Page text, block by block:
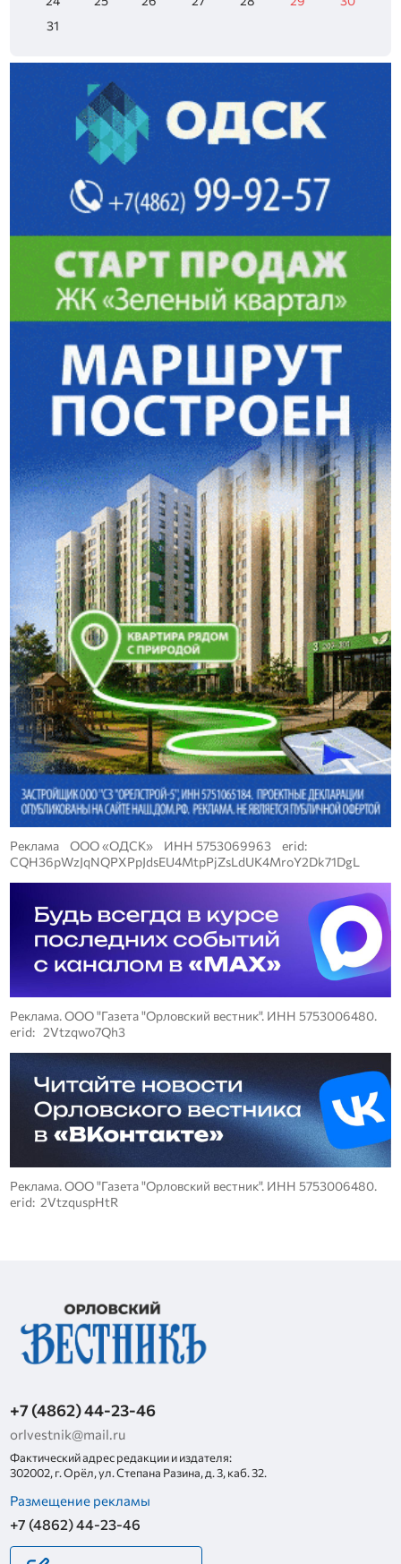
31
Реклама ООО «ОДСК» ИНН 5753069963 erid:
CQH36pWzJqNQPXPpJdsEU4MtpPjZsLdUK4MroY2Dk71DgL
Реклама. ООО "Газета "Орловский вестник". ИНН 5753006480.
erid: 2Vtzqwo7Qh3
Реклама. ООО "Газета "Орловский вестник". ИНН 5753006480.
erid: 2VtzquspHtR
+7 (4862) 44-23-46
orlvestnik@mail.ru
Фактический адрес редакции и издателя:
302002, г. Орёл, ул. Степана Разина, д. 3, каб. 32.
Размещение рекламы
+7 (4862) 44-23-46